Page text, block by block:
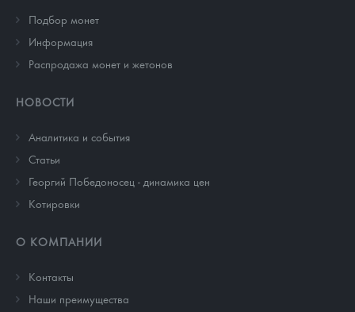
Подбор монет
Информация
Распродажа монет и жетонов
НОВОСТИ
Аналитика и события
Cтатьи
Георгий Победоносец - динамика цен
Котировки
О КОМПАНИИ
Контакты
Наши преимущества